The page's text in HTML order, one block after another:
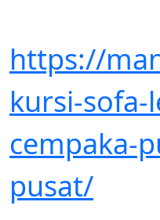
https://
kursi-sofa-
cempaka-
pusat/